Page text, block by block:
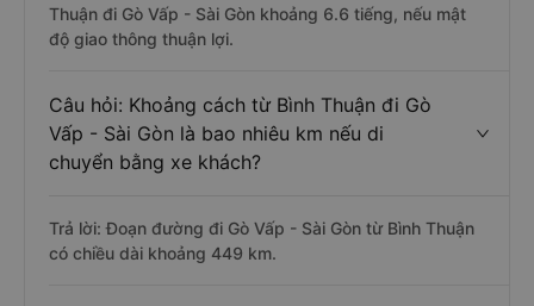
Thuận đi Gò Vấp - Sài Gòn khoảng 6.6 tiếng, nếu mật
độ giao thông thuận lợi.
Câu hỏi: Khoảng cách từ Bình Thuận đi Gò
Vấp - Sài Gòn là bao nhiêu km nếu di
chuyển bằng xe khách?
Trả lời: Đoạn đường đi Gò Vấp - Sài Gòn từ Bình Thuận
có chiều dài khoảng 449 km.